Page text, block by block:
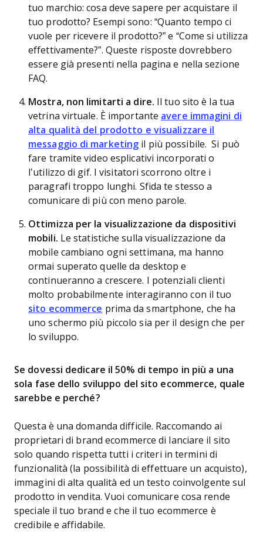
tuo marchio: cosa deve sapere per acquistare il
tuo prodotto? Esempi sono: “Quanto tempo ci
vuole per ricevere il prodotto?” e “Come si utilizza
effettivamente?”. Queste risposte dovrebbero
essere già presenti nella pagina e nella sezione
FAQ.
Mostra, non limitarti a dire. Il tuo sito è la tua
vetrina virtuale. È importante avere immagini di
alta qualità del prodotto e visualizzare il
messaggio di marketing il più possibile. Si può
fare tramite video esplicativi incorporati o
l’utilizzo di gif. I visitatori scorrono oltre i
paragrafi troppo lunghi. Sfida te stesso a
comunicare di più con meno parole.
Ottimizza per la visualizzazione da dispositivi
mobili. Le statistiche sulla visualizzazione da
mobile cambiano ogni settimana, ma hanno
ormai superato quelle da desktop e
continueranno a crescere. I potenziali clienti
molto probabilmente interagiranno con il tuo
sito ecommerce prima da smartphone, che ha
uno schermo più piccolo sia per il design che per
lo sviluppo.
Se dovessi dedicare il 50% di tempo in più a una
sola fase dello sviluppo del sito ecommerce, quale
sarebbe e perché?
Questa è una domanda difficile. Raccomando ai
proprietari di brand ecommerce di lanciare il sito
solo quando rispetta tutti i criteri in termini di
funzionalità (la possibilità di effettuare un acquisto),
immagini di alta qualità ed un testo coinvolgente sul
prodotto in vendita. Vuoi comunicare cosa rende
speciale il tuo brand e che il tuo ecommerce è
credibile e affidabile.